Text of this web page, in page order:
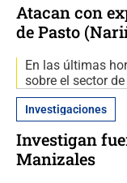
Atacan con
de Pasto
En las últimas
sobre el sector
Investigaciones
Investigan
Manizales